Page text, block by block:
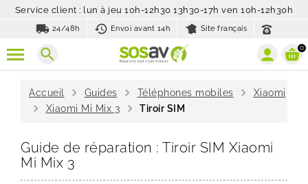
Service client : lun à jeu 10h-12h30 13h30-17h ven 10h-12h30h
local_shipping 24/48h history_toggle_off
Envoi avant 14h Site français
search 0
Accueil chevron_right Guides chevron_right Téléphones mobiles chevron_right Xiaomi
chevron_right Xiaomi Mi Mix 3 chevron_right Tiroir SIM
Guide de réparation : Tiroir SIM Xiaomi
Mi Mix 3